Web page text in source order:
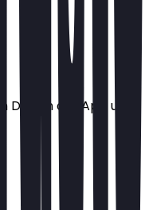
Deal in der App und